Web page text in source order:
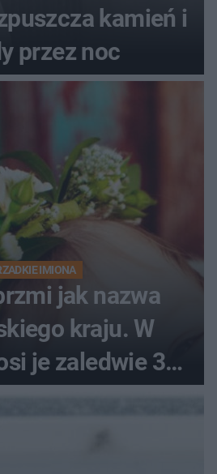
kamień i
przez noc
IMIONA
jak nazwa
kraju. W
je zaledwie 3